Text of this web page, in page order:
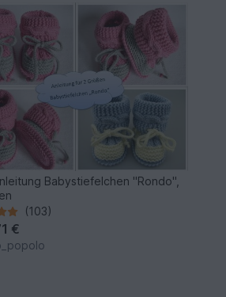
Babystiefelchen "Rondo",
(103)
€